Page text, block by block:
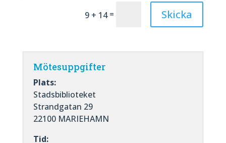
9 + 14= Skicka
Mötesuppgifter
Plats:
Stadsbiblioteket
Strandgatan 29
22100 MARIEHAMN
Tid: